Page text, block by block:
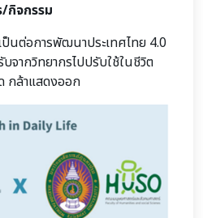
กิจกรรม
นต่อการพัฒนาประเทศไทย 4.0
บจากวิทยากรไปปรับใช้ในชีวิต
กล้าแสดงออก